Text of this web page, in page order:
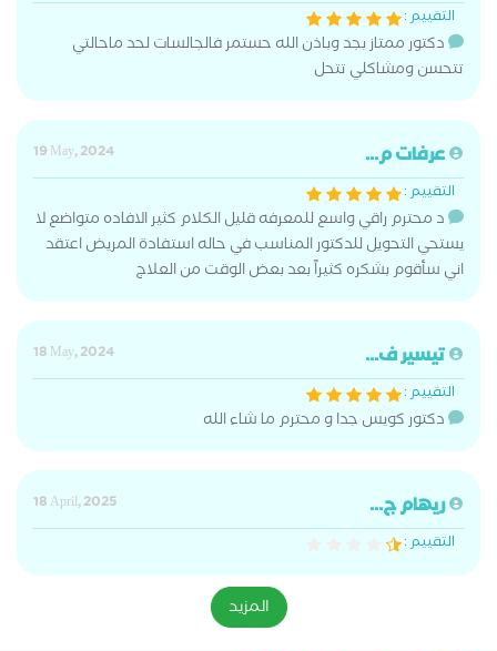
التقييم :
دكتور ممتاز بجد وباذن الله حستمر فالجالسات لحد ماحالتي
تتحسن ومشاكلي تتحل
عرفات م...
19 May, 2024
التقييم :
د محترم راقي واسع للمعرفه قليل الكلام كثير الافاده متواضع لا
يستحي التحويل للدكتور المناسب في حاله استفادة المريض اعتقد
اني سأقوم بشكره كثيراً بعد بعض الوقت من العلاج
تيسير ف...
18 May, 2024
التقييم :
دكتور كويس جدا و محترم ما شاء الله
ريهام ج...
18 April, 2025
التقييم :
المزيد